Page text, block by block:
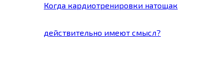
Когда кардиотренировки натощак
действительно имеют смысл?